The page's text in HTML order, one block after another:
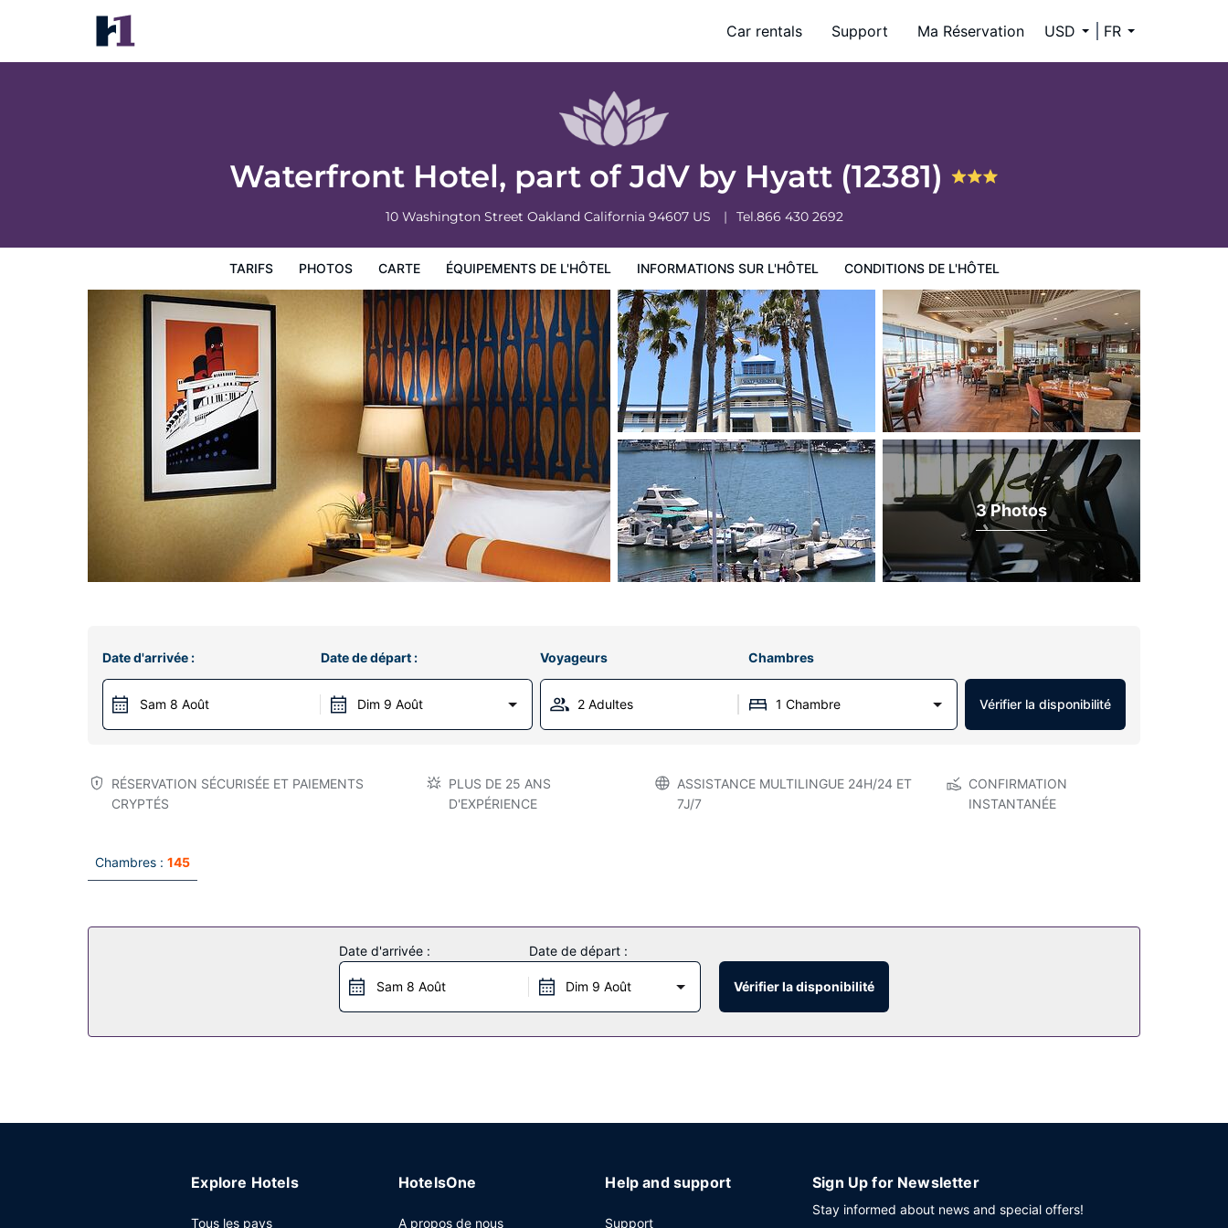
Car rentals Support Ma Réservation USD FR
Waterfront Hotel, part of JdV by Hyatt (12381)
10 Washington Street Oakland California 94607 US Tel.866 430 2692
TARIFS PHOTOS CARTE ÉQUIPEMENTS DE L'HÔTEL INFORMATIONS SUR L'HÔTEL CONDITIONS DE L'HÔTEL
Waterfront Hotel, part of JdV by Hyatt (12381)
Tarifs
3 Photos
Date d'arrivée :
Sam 8 Août
Date de départ :
Dim 9 Août
Voyageurs Chambres
2 Adultes 1 Chambre Vérifier la disponibilité
RÉSERVATION SÉCURISÉE ET PAIEMENTS
CRYPTÉS
PLUS DE 25 ANS
D'EXPÉRIENCE
ASSISTANCE MULTILINGUE 24H/24 ET
7J/7
CONFIRMATION
INSTANTANÉE
Chambres : 145
Date d'arrivée :
Sam 8 Août
Date de départ :
Dim 9 Août Vérifier la disponibilité
Explore Hotels
Tous les pays
HotelsOne
A propos de nous
Help and support
Support
Sign Up for Newsletter
Stay informed about news and special offers!